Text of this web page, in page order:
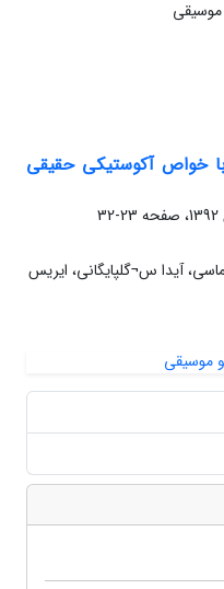
خواص آکوستیکی حقیقی
23-32
آیدا س¬گلپایگانی، ایریس